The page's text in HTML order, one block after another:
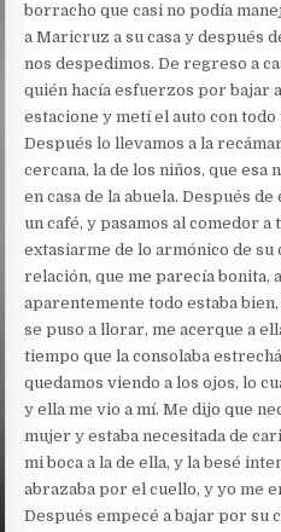
borracho que casi no podía
a Maricruz a su casa y después
nos despedimos. De regreso a
quién hacía esfuerzos por bajar
estacione y metí el auto con todo
Después lo llevamos a la
cercana, la de los niños, que esa
en casa de la abuela. Después
un café, y pasamos al comedor
extasiarme de lo armónico de su
relación, que me parecía bonita,
aparentemente todo estaba
se puso a llorar, me acerque a
tiempo que la consolaba
quedamos viendo a los ojos, lo
y ella me vio a mí. Me dijo que
mujer y estaba necesitada de
mi boca a la de ella, y la besé
abrazaba por el cuello, y yo me
Después empecé a bajar por su